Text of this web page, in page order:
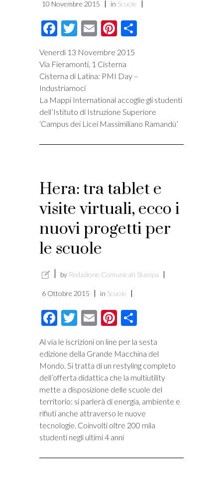
10 Novembre 2015 in Scuole
Facebook
Twitter
EmailPinterest
Venerdì 13 Novembre 2015
Via Fieramonti, 1 Cisterna
Cisterna di Latina: PMI Day –
Industriamoci
La Mappi International accoglie gli studenti
dell’Istituto di Istruzione Superiore
‘Campus dei Licei Massimiliano Ramandù’
Hera: tra tablet e
visite virtuali, ecco i
nuovi progetti per
le scuole
by Redazione Comunicati Stampa
6 Ottobre 2015 in Scuole
Facebook
Twitter
EmailPinterest
Al via le iscrizioni on line per la sesta
edizione della Grande Macchina del
Mondo. Si tratta di un restyling completo
dell’offerta didattica che la multiutility
mette a disposizione delle scuole del
territorio: si parlerà di energia, ambiente e
rifiuti anche attraverso le nuove
tecnologie. Coinvolti oltre 200 mila
studenti negli ultimi 4 anni